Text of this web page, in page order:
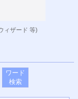
ィザード 等)
ワード
検索